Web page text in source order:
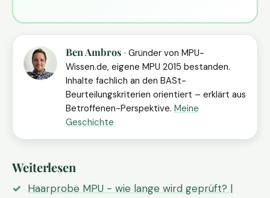
Ben Ambros · Gründer von MPU-
Wissen.de, eigene MPU 2015 bestanden.
Inhalte fachlich an den BASt-
Beurteilungskriterien orientiert – erklärt aus
Betroffenen-Perspektive. Meine
Geschichte
Weiterlesen
Haarprobe MPU - wie lange wird geprüft? |